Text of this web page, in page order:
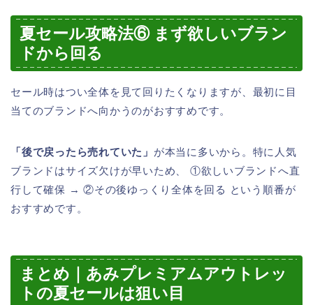
夏セール攻略法⑥ まず欲しいブラン
ドから回る
セール時はつい全体を見て回りたくなりますが、最初に目
当てのブランドへ向かうのがおすすめです。
「後で戻ったら売れていた」 が本当に多いから。特に人気
ブランドはサイズ欠けが早いため、 ①欲しいブランドへ直
行して確保 → ②その後ゆっくり全体を回る という順番が
おすすめです。
まとめ｜あみプレミアムアウトレッ
トの夏セールは狙い目